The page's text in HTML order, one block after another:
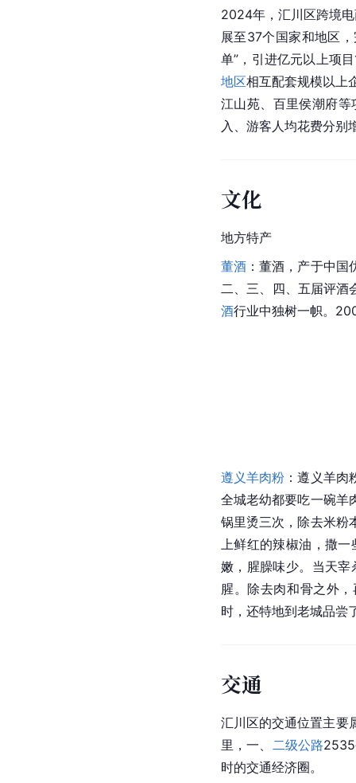
2024年，汇川区跨境
展至37个国家和地区
单”，引进亿元以上项
地区相互配套规模以上
江山苑、百里侯潮府等
入、游客人均花费分别
文化
地方特产
董酒 ：董酒，产于中
二、三、四、五届评酒
酒行业中独树一帜。
遵义羊肉粉 ：遵义羊肉
全城老幼都要吃一碗羊
锅里烫三次，除去米粉
上鲜红的辣椒油，撒
嫩，腥臊味少。当天
腥。除去肉和骨之外
时，还特地到老城品尝
交通
汇川区的交通位置主要
里，一、
二级公路
时的交通经济圈。